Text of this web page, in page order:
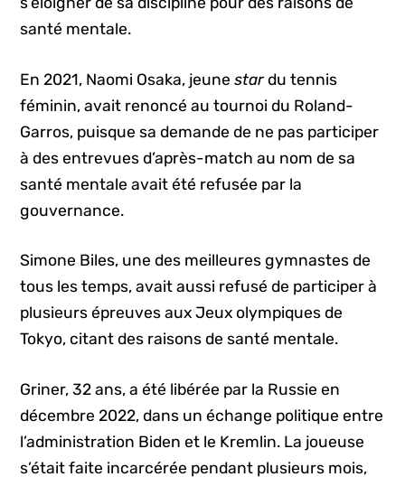
santé mentale.
En 2021, Naomi Osaka, jeunestardu tennis
féminin, avait renoncé au tournoi du Roland-
Garros, puisque sa demande de ne pas participer
à des entrevues d’après-match au nom de sa
santé mentale avait été refusée par la
gouvernance.
Simone Biles, une des meilleures gymnastes de
tous les temps, avait aussi refusé de participer à
plusieurs épreuves aux Jeux olympiques de
Tokyo, citant des raisons de santé mentale.
Griner, 32 ans, a été libérée par la Russie en
décembre 2022, dans un échange politique entre
l’administration Biden et le Kremlin. La joueuse
s’était faite incarcérée pendant plusieurs mois,